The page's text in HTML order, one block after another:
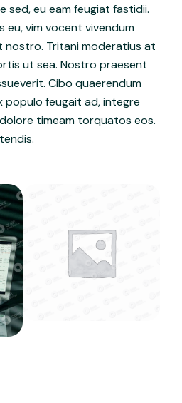
sed, eu eam feugiat fastidii.
eu, vim vocent vivendum
nostro. Tritani moderatius at
ut sea. Nostro praesent
Cibo quaerendum
populo feugait ad, integre
timeam torquatos eos.